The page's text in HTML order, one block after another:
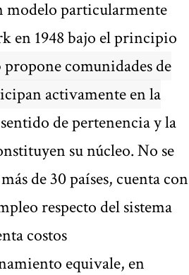
modelo particularmente
en 1948 bajo el principio
propone comunidades de
activamente en la
de pertenencia y la
su núcleo. No se
de 30 países, cuenta con
respecto del sistema
costos
equivale, en